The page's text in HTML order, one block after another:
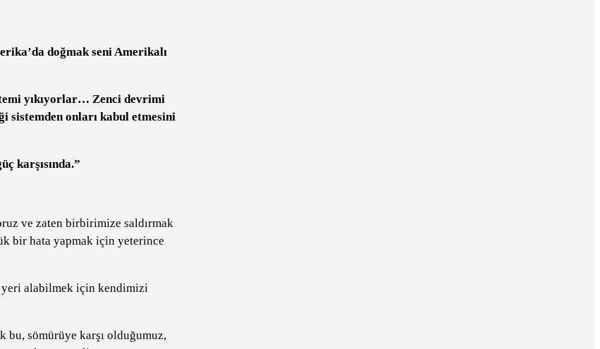
doğmak seni Amerikalı
yıkıyorlar… Zenci devrimi
sistemden onları kabul etmesini
karşısında.”
ve zaten birbirimize saldırmak
bir hata yapmak için yeterince
alabilmek için kendimizi
bu, sömürüye karşı olduğumuz,